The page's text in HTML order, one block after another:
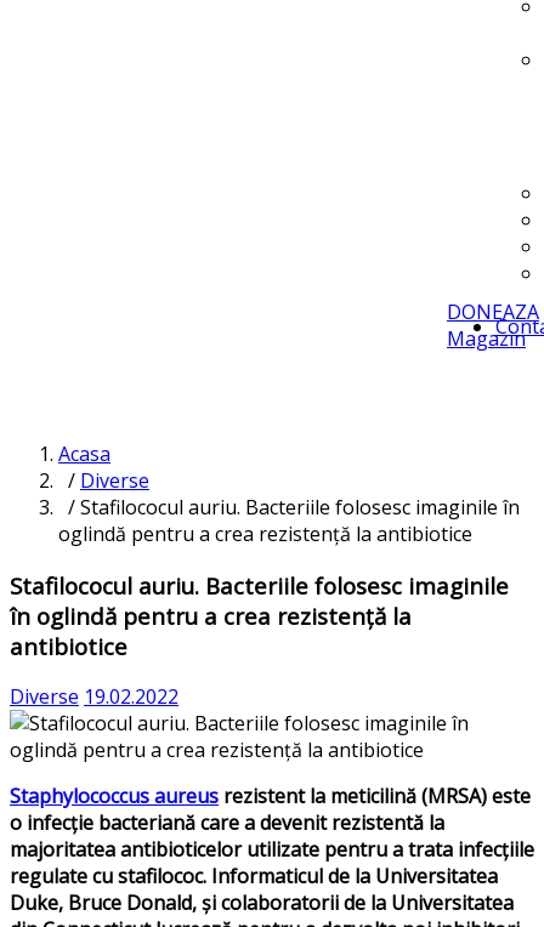
DONEAZA
Magazin
Acasa
/ Diverse
/ Stafilococul auriu. Bacteriile folosesc imaginile în
oglindă pentru a crea rezistență la antibiotice
Stafilococul auriu. Bacteriile folosesc imaginile
în oglindă pentru a crea rezistență la
antibiotice
Diverse 19.02.2022
Staphylococcus aureus rezistent la meticilină (MRSA) este
o infecție bacteriană care a devenit rezistentă la
majoritatea antibioticelor utilizate pentru a trata infecțiile
regulate cu stafilococ. Informaticul de la Universitatea
Duke, Bruce Donald, și colaboratorii de la Universitatea